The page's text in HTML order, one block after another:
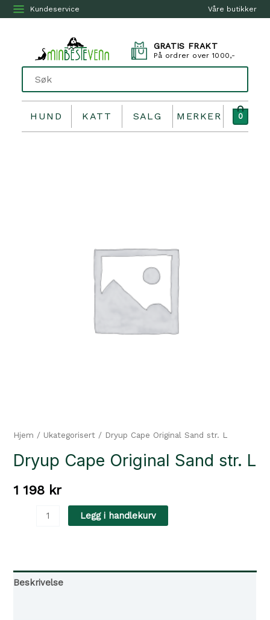
Våre butikker
Kundeservice
GRATIS FRAKT
På ordrer over 1000,-
HUND KATT SALG MERKER 0
Hjem / Ukategorisert / Dryup Cape Original Sand str. L
Dryup Cape Original Sand str. L
1 198 kr
Dryup Cape Original Sand str. L
Legg i handlekurv
Beskrivelse